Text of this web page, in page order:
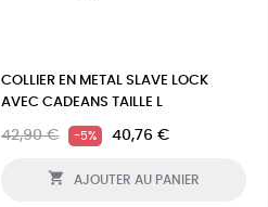
COLLIER EN METAL SLAVE LOCK
AVEC CADEANS TAILLE L
42,90 € -5% 40,76 €
 AJOUTER AU PANIER